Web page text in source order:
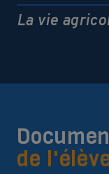
La vie
de